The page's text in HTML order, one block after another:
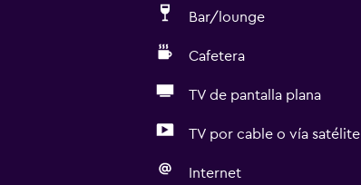
Bar/lounge
Cafetera
TV de pantalla plana
TV por cable o vía satélite
Internet